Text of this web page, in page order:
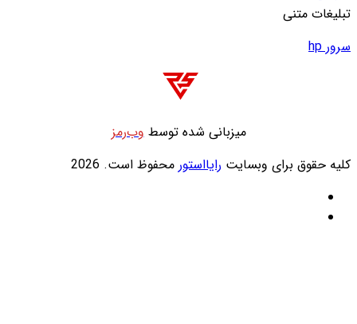
وب‌رمز
رایااستورمحفوظ است. 2026